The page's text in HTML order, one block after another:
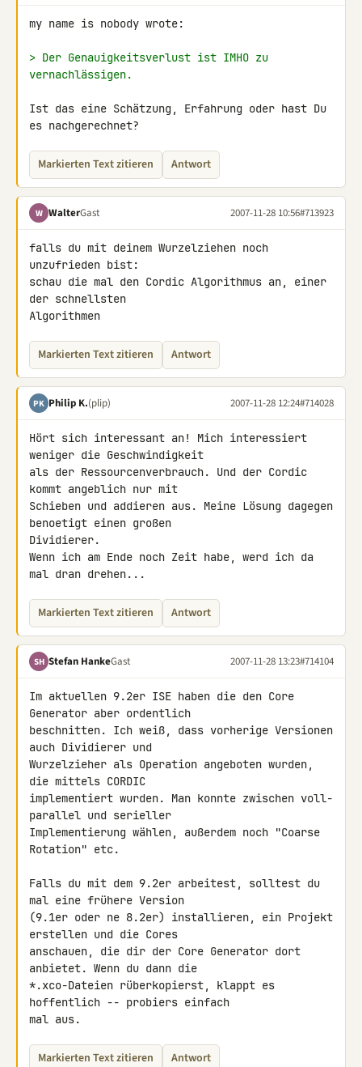
my name is nobody wrote:
> Der Genauigkeitsverlust ist IMHO zu
vernachlässigen.
Ist das eine Schätzung, Erfahrung oder hast Du
es nachgerechnet?
Markierten Text zitieren Antwort
W WalterGast 2007-11-28 10:56#713923
falls du mit deinem Wurzelziehen noch
unzufrieden bist:
schau die mal den Cordic Algorithmus an, einer
der schnellsten
Algorithmen
Markierten Text zitieren Antwort
PK Philip K.(plip) 2007-11-28 12:24#714028
Hört sich interessant an! Mich interessiert
weniger die Geschwindigkeit
als der Ressourcenverbrauch. Und der Cordic
kommt angeblich nur mit
Schieben und addieren aus. Meine Lösung dagegen
benoetigt einen großen
Dividierer.
Wenn ich am Ende noch Zeit habe, werd ich da
mal dran drehen...
Markierten Text zitieren Antwort
SH Stefan HankeGast 2007-11-28 13:23#714104
Im aktuellen 9.2er ISE haben die den Core
Generator aber ordentlich
beschnitten. Ich weiß, dass vorherige Versionen
auch Dividierer und
Wurzelzieher als Operation angeboten wurden,
die mittels CORDIC
implementiert wurden. Man konnte zwischen voll-
parallel und serieller
Implementierung wählen, außerdem noch "Coarse
Rotation" etc.
Falls du mit dem 9.2er arbeitest, solltest du
mal eine frühere Version
(9.1er oder ne 8.2er) installieren, ein Projekt
erstellen und die Cores
anschauen, die dir der Core Generator dort
anbietet. Wenn du dann die
*.xco-Dateien rüberkopierst, klappt es
hoffentlich -- probiers einfach
mal aus.
Markierten Text zitieren Antwort